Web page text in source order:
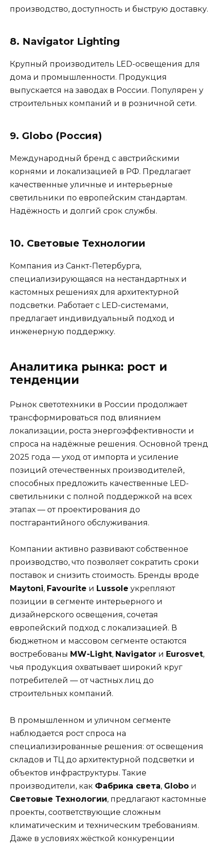
производство, доступность и быструю доставку.
8. Navigator Lighting
Крупный производитель LED-освещения для
дома и промышленности. Продукция
выпускается на заводах в России. Популярен у
строительных компаний и в розничной сети.
9. Globo (Россия)
Международный бренд с австрийскими
корнями и локализацией в РФ. Предлагает
качественные уличные и интерьерные
светильники по европейским стандартам.
Надёжность и долгий срок службы.
10. Световые Технологии
Компания из Санкт-Петербурга,
специализирующаяся на нестандартных и
кастомных решениях для архитектурной
подсветки. Работает с LED-системами,
предлагает индивидуальный подход и
инженерную поддержку.
Аналитика рынка: рост и
тенденции
Рынок светотехники в России продолжает
трансформироваться под влиянием
локализации, роста энергоэффективности и
спроса на надёжные решения. Основной тренд
2025 года — уход от импорта и усиление
позиций отечественных производителей,
способных предложить качественные LED-
светильники с полной поддержкой на всех
этапах — от проектирования до
постгарантийного обслуживания.
Компании активно развивают собственное
производство, что позволяет сократить сроки
поставок и снизить стоимость. Бренды вроде
Maytoni, Favourite и Lussole укрепляют
позиции в сегменте интерьерного и
дизайнерского освещения, сочетая
европейский подход с локализацией. В
бюджетном и массовом сегменте остаются
востребованы MW-Light, Navigator и Eurosvet,
чья продукция охватывает широкий круг
потребителей — от частных лиц до
строительных компаний.
В промышленном и уличном сегменте
наблюдается рост спроса на
специализированные решения: от освещения
складов и ТЦ до архитектурной подсветки и
объектов инфраструктуры. Такие
производители, как Фабрика света, Globo и
Световые Технологии, предлагают кастомные
проекты, соответствующие сложным
климатическим и техническим требованиям.
Даже в условиях жёсткой конкуренции